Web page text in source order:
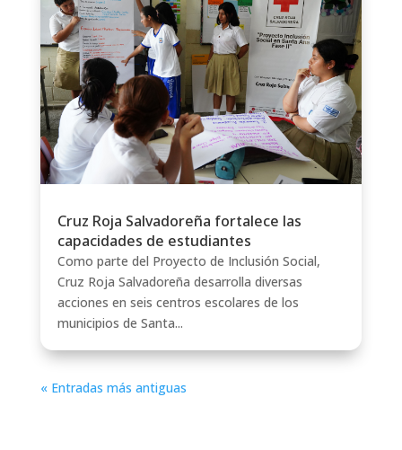
Cruz Roja Salvadoreña fortalece las
capacidades de estudiantes
Como parte del Proyecto de Inclusión Social,
Cruz Roja Salvadoreña desarrolla diversas
acciones en seis centros escolares de los
municipios de Santa...
« Entradas más antiguas